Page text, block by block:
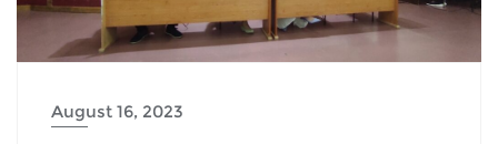
August 16, 2023